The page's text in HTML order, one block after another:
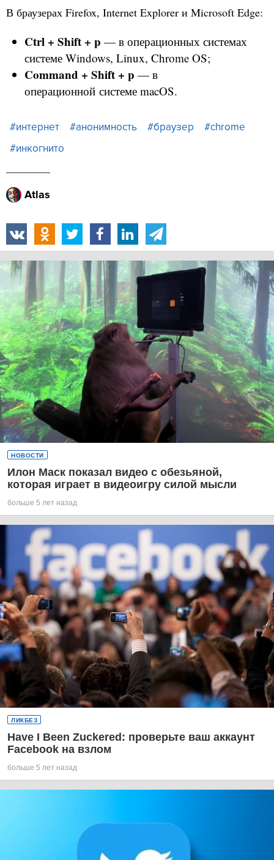
В браузерах Firefox, Internet Explorer и Microsoft Edge:
Ctrl + Shift + p — в операционных системах
системе Windows, Linux, Chrome OS;
Command + Shift + p — в
операционной системе macOS.
#интернет #анонимность #браузер
#chrome
#инкогнито
Atlas
НОВОСТИ
Илон Маск показал видео с обезьяной,
которая играет в видеоигру силой мысли
больше 5 лет назад
ЛИКБЕЗ
Have I Been Zuckered: проверьте ваш аккаунт
Facebook на взлом
больше 5 лет назад